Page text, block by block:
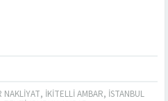
NAKLIYAT, İKITELLI AMBAR, İSTANBUL